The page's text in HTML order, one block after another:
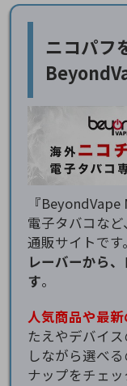
ニコパフ
『
電子タバコな
通販サイトです。
レーバーから
す。
人気商品や最
たえやデバイ
しながら選べ
ナップをチェ